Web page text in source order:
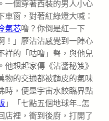
一個穿著西裝的男人小心
窗，對著紅綠燈大喊：
氣芯嚕？你倒是紅一下
！」廖沾沾感覺到一陣心
祥的「咕嚕」聲，與他兒
想起家傳《沾醬秘笈》
物的交通都被麵皮的氣味
時，便是宇宙水餃臨界點
」「七點五個地球年…怎
店裡，衝到後廚，打開了